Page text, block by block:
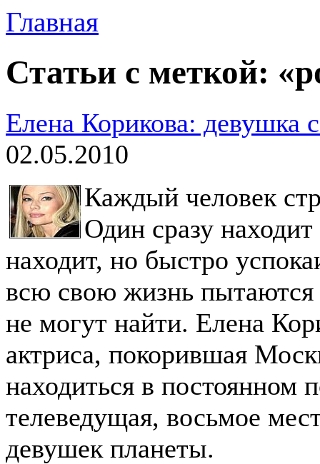
Главная
Статьи с меткой:
Елена Корикова: девушка
02.05.2010
Каждый человек
Один сразу
находит, но быстро
всю свою жизнь пытаются
не могут найти. Елена
актриса, покорившая
находиться в постоянном
телеведущая, восьмое
девушек планеты.